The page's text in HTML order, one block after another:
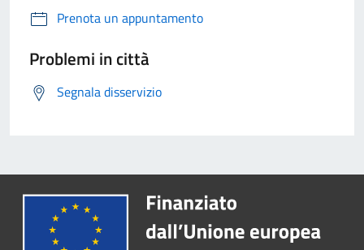
Prenota un appuntamento
Problemi in città
Segnala disservizio